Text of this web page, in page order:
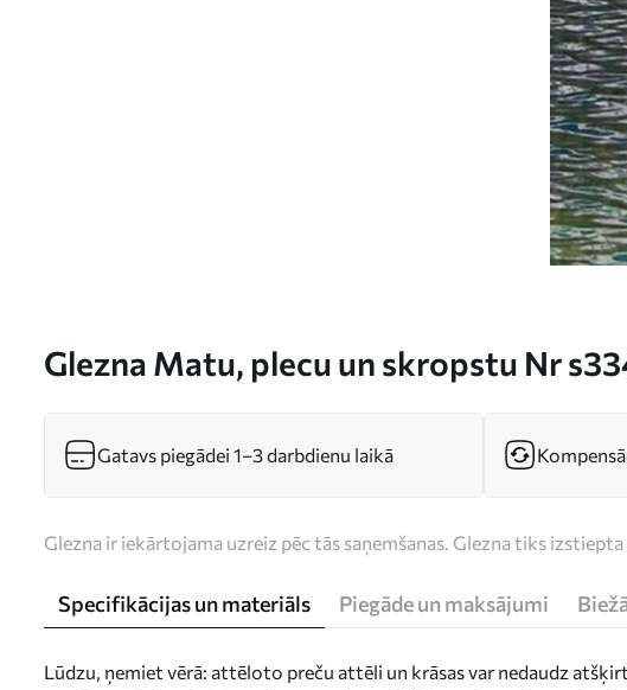
Glezna Matu, plecu un skropstu Nr
Gatavs piegādei 1–3 darbdienu laikā
Glezna ir iekārtojama uzreiz pēc tās saņemšanas. Glezna tiks
Specifikācijas un materiāls Piegāde un maksājumi
Lūdzu, ņemiet vērā: attēloto preču attēli un krāsas var nedaudz